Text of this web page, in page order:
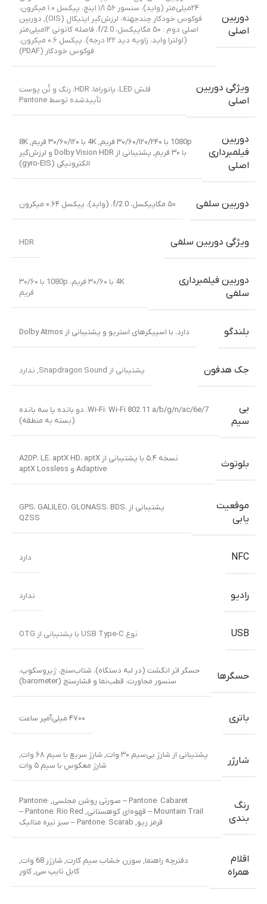
دوربین
اصلی
۲۴میلی‌متر (واید)، سنسور ۱/۱.۵۶ اینچ، پیکسل ۱.۰ میکرون،
فوکوس خودکار چندجهته، لرزش‌گیر اپتیکال (OIS)
, دوربین
اصلی دوم : ۵۰ مگاپیکسل، f/2.0، فاصله کانونی ۱۲میلی‌متر
(اولترا واید، زاویه دید ۱۲۲ درجه)، پیکسل ۰.۶ میکرون،
فوکوس خودکار (PDAF)
ویژگی دوربین
اصلی
فلش LED، پانوراما، HDR، رنگ و تُن پوست
تأییدشده توسط Pantone
دوربین
فیلمبرداری
اصلی
1080p با ۳۰/۶۰/۱۲۰/۲۴۰ فریم ,4K با ۳۰/۶۰/۱۲۰ فریم ,
8K
با ۳۰ فریم
,
پشتیبانی از Dolby Vision HDR و لرزش‌گیر
الکترونیکی (gyro-EIS)
دوربین سلفی ۵۰ مگاپیکسل، f/2.0، (واید)، پیکسل ۰.۶۴ میکرون
ویژگی دوربین سلفی HDR
دوربین فیلمبرداری
سلفی
4K با ۳۰/۶۰ فریم، 1080p با ۳۰/۶۰
فریم
بلندگو دارد، با اسپیکرهای استریو و پشتیبانی از Dolby Atmos
جک هدفون پشتیبانی از Snapdragon Sound , ندارد
بی
سیم
Wi-Fi: Wi-Fi 802.11 a/b/g/n/ac/6e/7، دو بانده یا سه بانده
(بسته به منطقه)
بلوتوث
نسخه ۵.۴ با پشتیبانی از A2DP، LE، aptX HD، aptX
Adaptive و aptX Lossless
موقعیت
یابی
پشتیبانی از GPS، GALILEO، GLONASS، BDS،
QZSS
NFC دارد
رادیو ندارد
USB نوع USB Type-C با پشتیبانی از OTG
حسگرها
حسگر اثر انگشت (در لبه دستگاه)، شتاب‌سنج، ژیروسکوپ،
سنسور مجاورت، قطب‌نما و فشارسنج (barometer)
باتری ۴۷۰۰ میلی‌آمپر ساعت
شارژر پشتیبانی از شارژ بی‌سیم ۳۰ وات , شارژ سریع با سیم ۶۸ وات
,
شارژ معکوس با سیم ۵ وات
رنگ
بندی
Pantone: Cabaret – صورتی روشن مجلسی ,
Pantone:
Mountain Trail – قهوه‌ای کوهستانی
,
Pantone: Rio Red –
قرمز ریو, Pantone: Scarab – سبز تیره متالیک
اقلام
همراه
دفترچه راهنما, سوزن خشاب سیم کارت, شارژر 68 وات
,
کابل تایپ سی,کاور